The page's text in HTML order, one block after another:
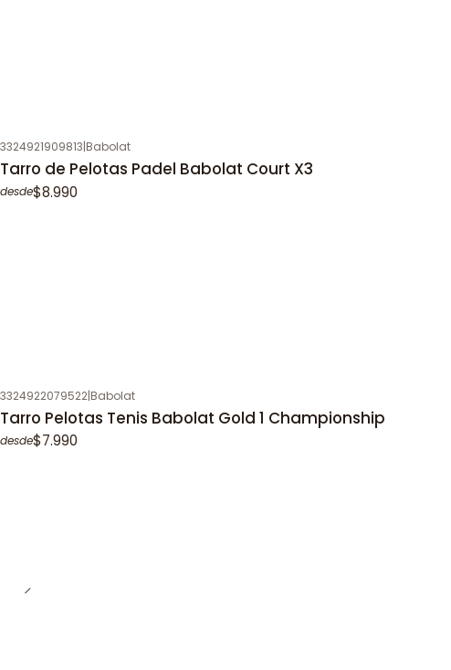
3324921909813|Babolat
Tarro de Pelotas Padel Babolat Court X3
desde$8.990
3324922079522|Babolat
Tarro Pelotas Tenis Babolat Gold 1 Championship
desde$7.990